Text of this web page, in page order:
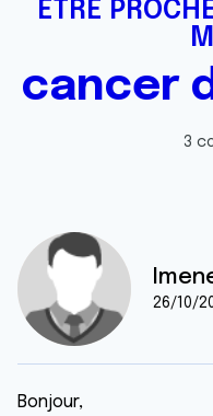
ETRE
cancer
3
26/10/
Bonjour,